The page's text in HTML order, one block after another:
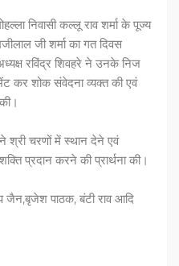
निवासी कल्लू राव शर्मा के पूज्य
जी शर्मा का गत दिवस
रविंद्र शिवहरे ने उनके निज
कर शोक संवेदना व्यक्त की एवं
श्री चरणों में स्थान देने एवं
प्रदान करने की प्रार्थना की।
जैन,बृजेश पाठक, बंटी राव आदि